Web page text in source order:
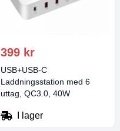
399 kr
USB+USB-C
Laddningsstation med 6
uttag, QC3.0, 40W
I lager